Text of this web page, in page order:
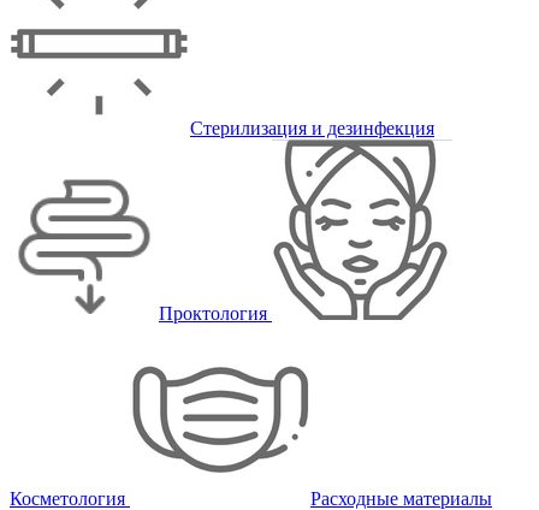
Стерилизация и дезинфекция
Проктология
Косметология Расходные материалы